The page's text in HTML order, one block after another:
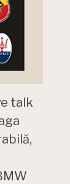
talk